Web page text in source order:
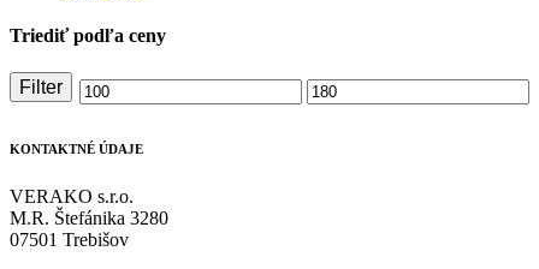
Triediť podľa ceny
Minimálna Maximálna
Filter
KONTAKTNÉ ÚDAJE
VERAKO s.r.o.
M.R. Štefánika 3280
07501 Trebišov